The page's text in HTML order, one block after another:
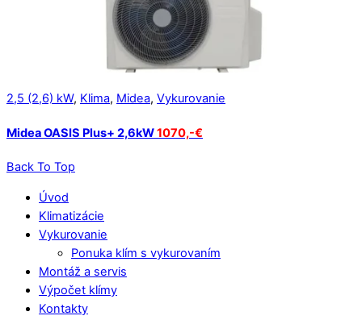
2,5 (2,6) kW, Klima, Midea, Vykurovanie
Midea OASIS Plus+ 2,6kW1070,-€
Back To Top
Úvod
Klimatizácie
Vykurovanie
Ponuka klím s vykurovaním
Montáž a servis
Výpočet klímy
Kontakty